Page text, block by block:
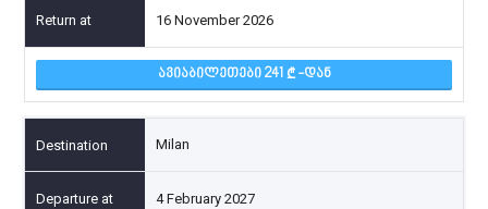
16 November 2026
ᲐᲕᲘᲐᲑᲘᲚᲔᲗᲔᲑᲘ 241 -ᲓᲐᲜ
Milan
4 February 2027